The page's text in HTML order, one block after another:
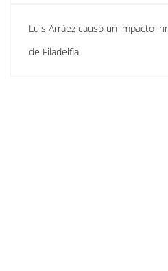
Luis Arráez causó un impacto
de Filadelfia